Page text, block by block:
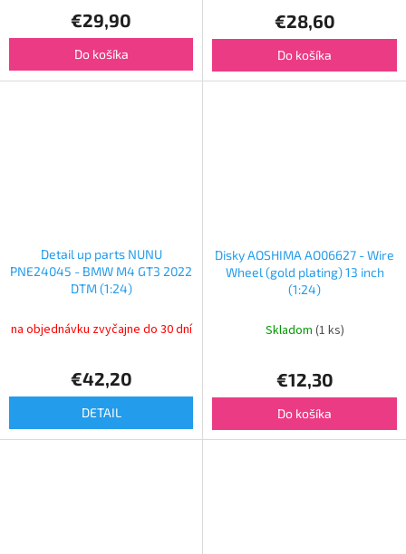
€29,90
Do košíka
€28,60
Do košíka
Detail up parts NUNU
PNE24045 - BMW M4 GT3 2022
DTM (1:24)
na objednávku zvyčajne do 30 dní
€42,20
DETAIL
Disky AOSHIMA AO06627 - Wire
Wheel (gold plating) 13 inch
(1:24)
Skladom (1 ks)
€12,30
Do košíka